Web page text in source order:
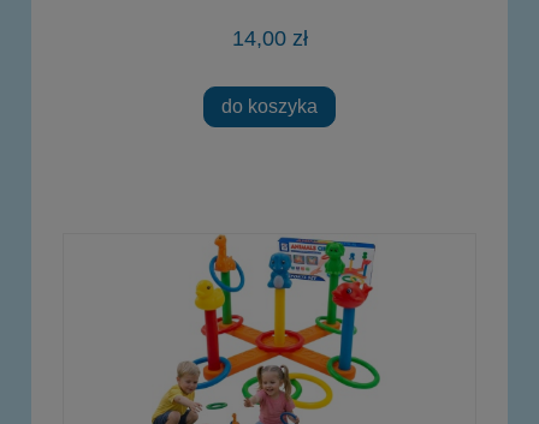
14,00 zł
do koszyka